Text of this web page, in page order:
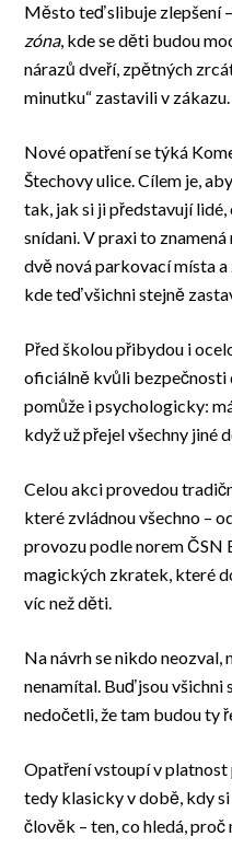
Město teď slibuje zlepšení
zóna, kde se děti budou
nárazů dveří, zpětných
minutku“ zastavili v zákazu.
Nové opatření se týká
Štechovy ulice. Cílem je,
tak, jak si ji představují
snídani. V praxi to znamená
dvě nová parkovací místa a
kde teď všichni stejně
Před školou přibydou i
oficiálně kvůli
pomůže i psychologicky:
když už přejel všechny jiné
Celou akci provedou
které zvládnou všechno –
provozu podle norem ČSN
magických zkratek, které
víc než děti.
Na návrh se nikdo
nenamítal. Buď jsou
nedočetli, že tam budou ty
Opatření vstoupí v
tedy klasicky v době, kdy
člověk – ten, co hledá,